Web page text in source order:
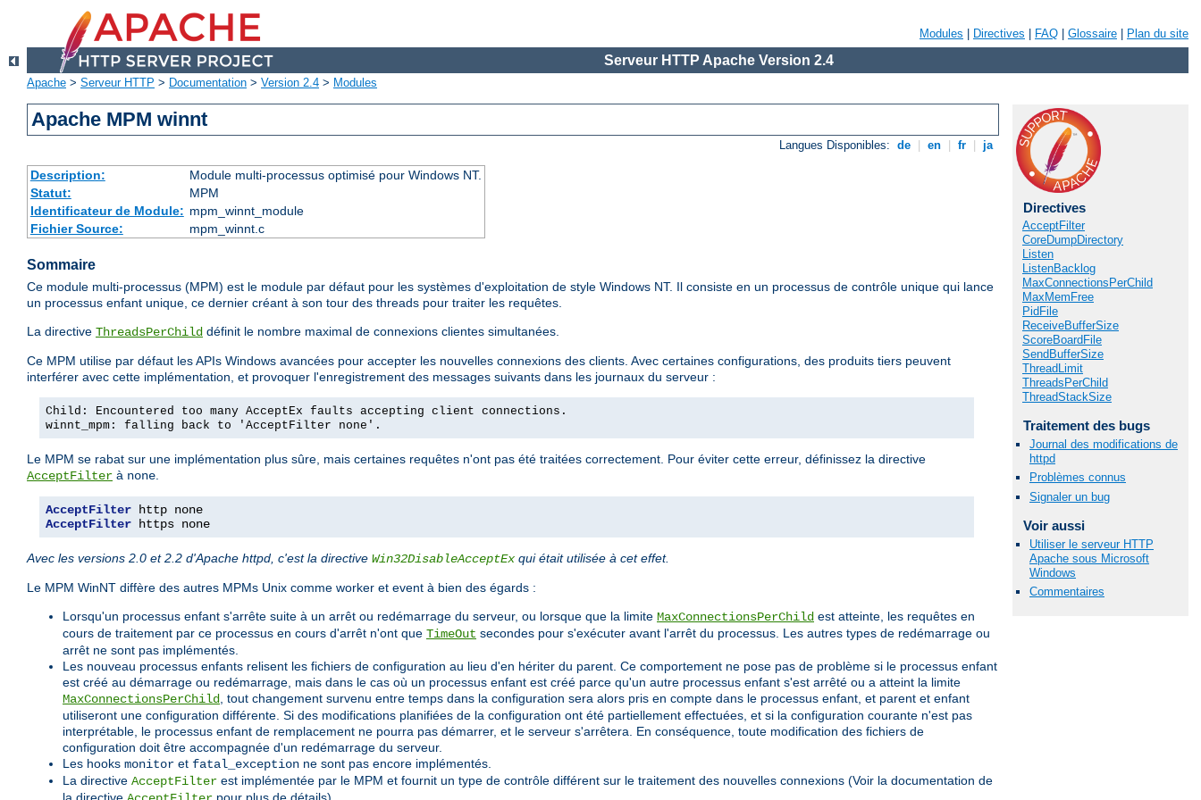
Modules Directives FAQ Glossaire Plan du site
Serveur HTTP Apache Version 2.4
Apache > Serveur HTTP > Documentation > Version 2.4 > Modules
Apache MPM winnt
Langues Disponibles: de en fr ja
Description:
Module multi-processus optimisé pour Windows NT.
Statut:
MPM
Identificateur de Module: mpm_winnt_module
Fichier Source:
mpm_winnt.c
Sommaire
Ce module multi-processus (MPM) est le module par défaut pour les systèmes d'exploitation de style Windows NT. Il consiste en un processus de contrôle unique qui lance
un processus enfant unique, ce dernier créant à son tour des threads pour traiter les requêtes.
La directive ThreadsPerChild définit le nombre maximal de connexions clientes simultanées.
Ce MPM utilise par défaut les APIs Windows avancées pour accepter les nouvelles connexions des clients. Avec certaines configurations, des produits tiers peuvent
interférer avec cette implémentation, et provoquer l'enregistrement des messages suivants dans les journaux du serveur :
Child: Encountered too many AcceptEx faults accepting client connections.
winnt_mpm: falling back to 'AcceptFilter none'.
Le MPM se rabat sur une implémentation plus sûre, mais certaines requêtes n'ont pas été traitées correctement. Pour éviter cette erreur, définissez la directive
AcceptFilter à none.
AcceptFilter
AcceptFilter https none
Avec les versions 2.0 et 2.2 d'Apache httpd, c'est la directive Win32DisableAcceptEx qui était utilisée à cet effet.
Le MPM WinNT diffère des autres MPMs Unix comme worker et event à bien des égards :
Lorsqu'un processus enfant s'arrête suite à un arrêt ou redémarrage du serveur, ou lorsque que la limite MaxConnectionsPerChild est atteinte, les requêtes en
cours de traitement par ce processus en cours d'arrêt n'ont que TimeOut secondes pour s'exécuter avant l'arrêt du processus. Les autres types de redémarrage ou
arrêt ne sont pas implémentés.
Les nouveau processus enfants relisent les fichiers de configuration au lieu d'en hériter du parent. Ce comportement ne pose pas de problème si le processus enfant
est créé au démarrage ou redémarrage, mais dans le cas où un processus enfant est créé parce qu'un autre processus enfant s'est arrêté ou a atteint la limite
MaxConnectionsPerChild, tout changement survenu entre temps dans la configuration sera alors pris en compte dans le processus enfant, et parent et enfant
utiliseront une configuration différente. Si des modifications planifiées de la configuration ont été partiellement effectuées, et si la configuration courante n'est pas
interprétable, le processus enfant de remplacement ne pourra pas démarrer, et le serveur s'arrêtera. En conséquence, toute modification des fichiers de
configuration doit être accompagnée d'un redémarrage du serveur.
Les hooks monitor et fatal_exception ne sont pas encore implémentés.
La directive AcceptFilter est implémentée par le MPM et fournit un type de contrôle différent sur le traitement des nouvelles connexions (Voir la documentation de
Directives
AcceptFilter
CoreDumpDirectory
Listen
ListenBacklog
MaxConnectionsPerChild
MaxMemFree
PidFile
ReceiveBufferSize
ScoreBoardFile
SendBufferSize
ThreadLimit
ThreadsPerChild
ThreadStackSize
Traitement des bugs
Journal des modifications de
httpd
Problèmes connus
Signaler un bug
Voir aussi
Utiliser le serveur HTTP
Apache sous Microsoft
Windows
Commentaires